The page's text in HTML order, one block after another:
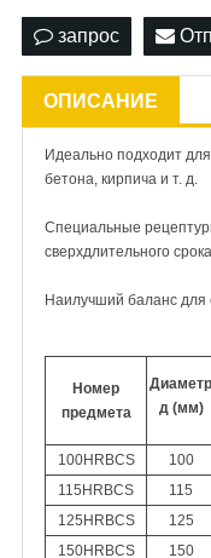
запрос
ОПИСАНИЕ
Идеально подходит
бетона, кирпича и т. д.
Специальные
сверхдлительного
Наилучший баланс для
Номер
предмета
Диаметр
д (мм)
100HRBCS 100
115 HRBCS 115
125 HRBCS 125
150HRBCS 150